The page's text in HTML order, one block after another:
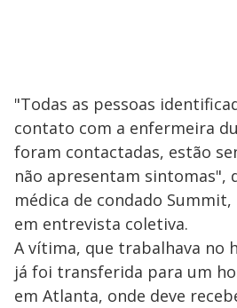
"Todas as pessoas
contato com a enfermeira
foram contactadas, estão
não apresentam sintomas",
médica de condado
em entrevista coletiva.
A vítima, que trabalhava no
já foi transferida para um
em Atlanta, onde deve